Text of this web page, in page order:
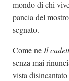
mondo di chi
pancia del
segnato.
Come ne Il
senza mai
vista